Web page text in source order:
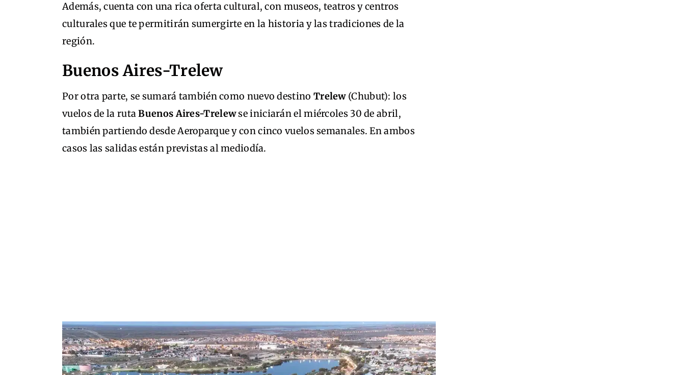
Además, cuenta con una rica oferta cultural, con museos, teatros y centros
culturales que te permitirán sumergirte en la historia y las tradiciones de la
región.
Buenos Aires-Trelew
Por otra parte, se sumará también como nuevo destino Trelew(Chubut): los
vuelos de la rutaBuenos Aires-Trelewse iniciarán el miércoles 30 de abril,
también partiendo desde Aeroparque y con cinco vuelos semanales. En ambos
casos las salidas están previstas al mediodía.